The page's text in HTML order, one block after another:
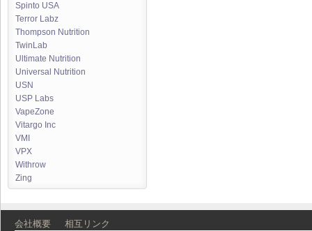
Spinto USA
Terror Labz
Thompson Nutrition
TwinLab
Ultimate Nutrition
Universal Nutrition
USN
USP Labs
VapeZone
Vitargo Inc
VMI
VPX
Withrow
Zing
会社概要 相互リンク